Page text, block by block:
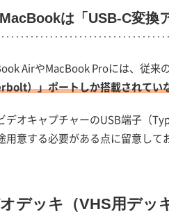
は「USB-C変換
AirやMacBook Proには、従来
）」ポートしか搭載されてい
デオキャプチャーのUSB端子（
用意する必要がある点に留意して
デッキ（VHS用デッ